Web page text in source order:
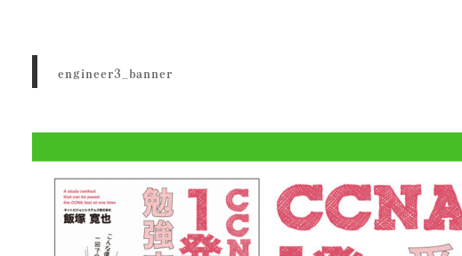
engineer3_banner